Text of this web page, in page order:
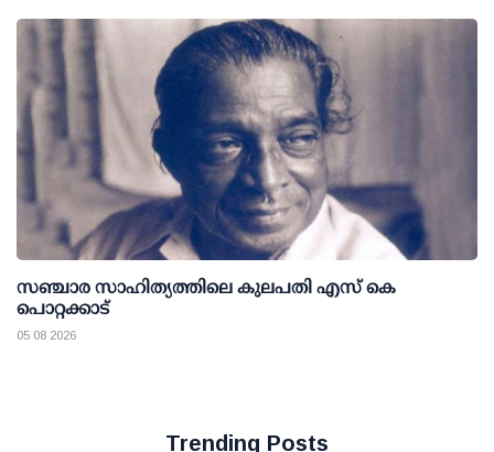
സഞ്ചാര സാഹിത്യത്തിലെ കുലപതി എസ് കെ
പൊറ്റക്കാട്
05 08 2026
Trending Posts